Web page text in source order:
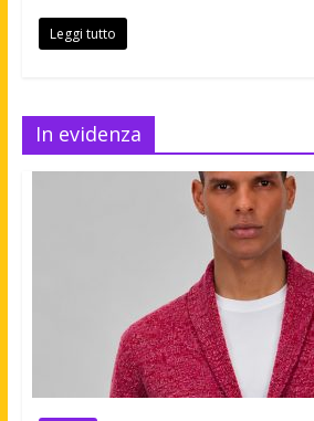
Leggi tutto
In evidenza